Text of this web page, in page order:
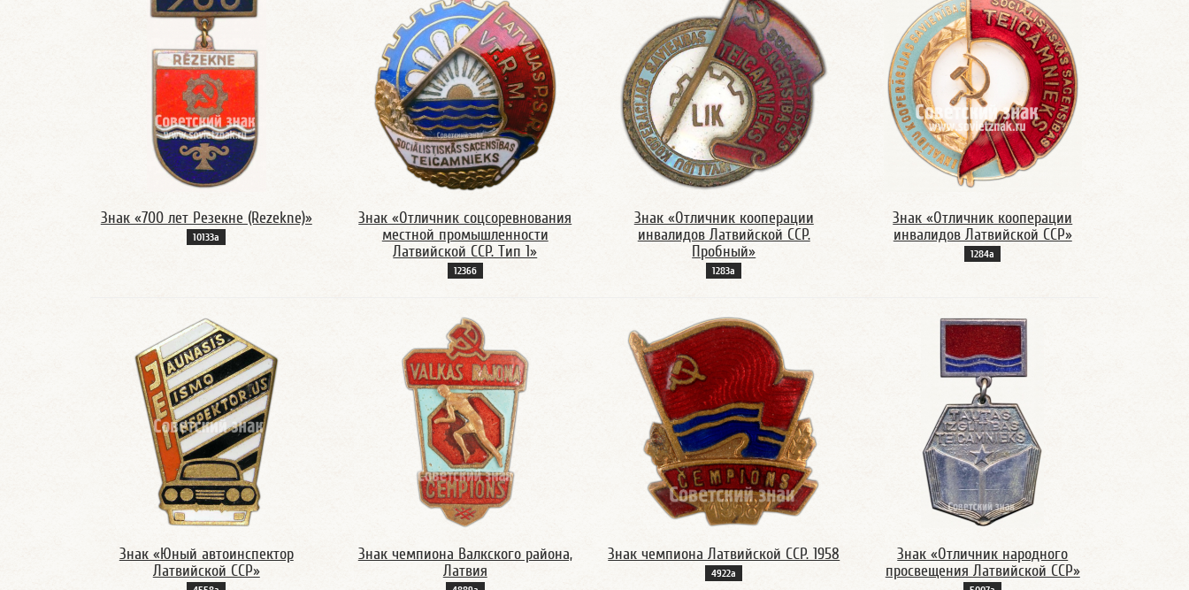
Знак «700 лет Резекне (Rezekne)»
10133а
Знак «Отличник соцсоревнования
местной промышленности
Латвийской ССР. Тип 1»
1236б
Знак «Отличник кооперации
инвалидов Латвийской ССР.
Пробный»
1283а
Знак «Отличник кооперации
инвалидов Латвийской ССР»
1284а
Знак «Юный автоинспектор
Латвийской ССР»
Знак чемпиона Валкского района,
Латвия
Знак чемпиона Латвийской ССР. 1958
4922а
Знак «Отличник народного
просвещения Латвийской ССР»